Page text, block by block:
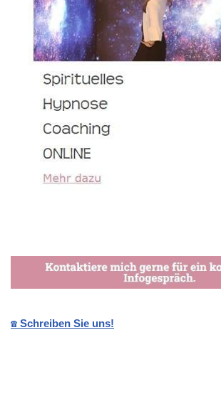
☎️ Schreiben Sie uns!